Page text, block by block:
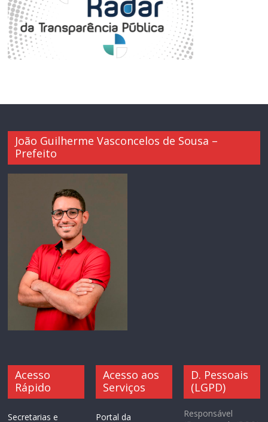
João Guilherme Vasconcelos de Sousa –
Prefeito
Acesso
Rápido
Secretarias e
Acesso aos
Serviços
Portal da
D. Pessoais
(LGPD)
Responsável